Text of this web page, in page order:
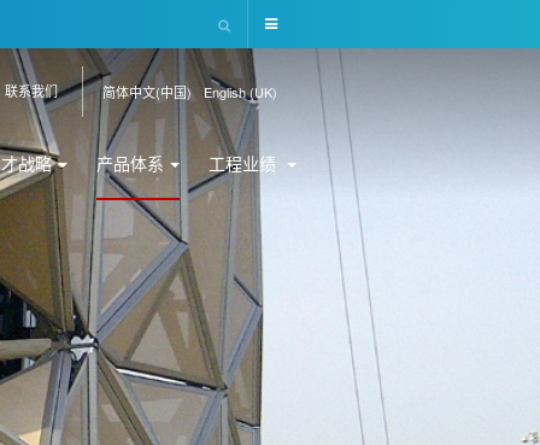
English (UK)
简体中文(中国)
联系我们
战略 产品体系 工程业绩